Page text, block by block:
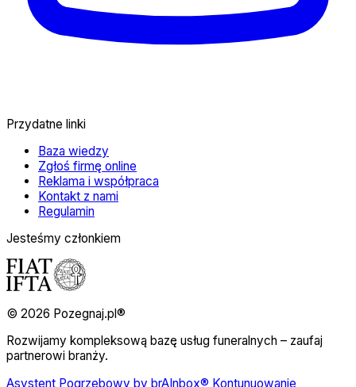
Przydatne linki
Baza wiedzy
Zgłoś firmę online
Reklama i współpraca
Kontakt z nami
Regulamin
Jesteśmy członkiem
© 2026 Pozegnaj.pl®
Rozwijamy kompleksową bazę usług funeralnych – zaufaj
partnerowi branży.
Asystent Pogrzebowy by brAInbox® Kontunuowanie